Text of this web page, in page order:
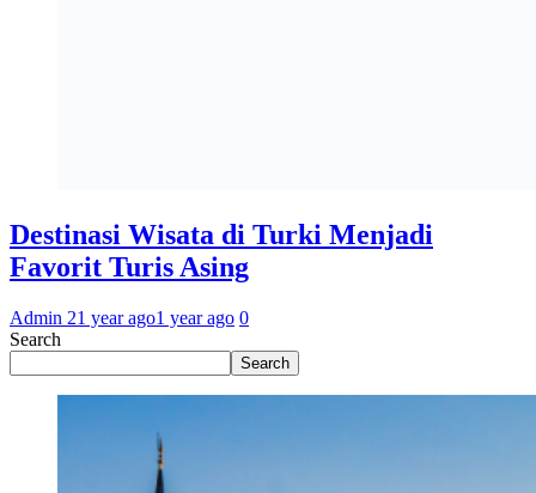
Destinasi Wisata di Turki Menjadi
Favorit Turis Asing
Admin 21 year ago1 year ago 0
Search
Search